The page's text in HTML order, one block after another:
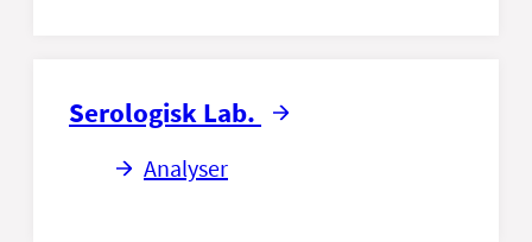
Serologisk Lab.
Analyser